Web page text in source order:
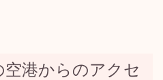
空港からのアクセ